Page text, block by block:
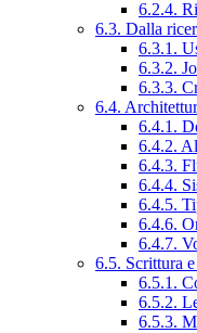
6.2.4.
6.3. Dalla
6.3.1.
6.3.2.
6.3.3.
6.4.
6.4.1.
6.4.2.
6.4.3.
6.4.4.
6.4.5.
6.4.6.
6.4.7.
6.5. Scrittura
6.5.1.
6.5.2.
6.5.3.